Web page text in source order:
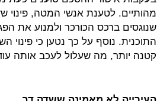
מהותיים. לטענת אנשי המטה, פינוי
שנוגסים ברכס הכורכר ולמנוע את
התוכנית. נוסף על כך נטען כי פינוי
קטנה יותר, מה שעלול לעכב אותה